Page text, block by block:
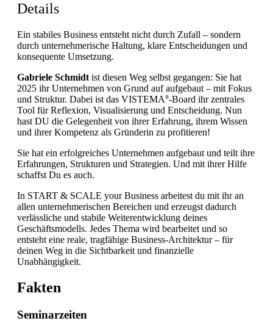
Details
Ein stabiles Business entsteht nicht durch Zufall – sondern
durch unternehmerische Haltung, klare Entscheidungen und
konsequente Umsetzung.
Gabriele Schmidt ist diesen Weg selbst gegangen: Sie hat
2025 ihr Unternehmen von Grund auf aufgebaut – mit Fokus
und Struktur. Dabei ist das VISTEMA ®-Board ihr zentrales
Tool für Reflexion, Visualisierung und Entscheidung. Nun
hast DU die Gelegenheit von ihrer Erfahrung, ihrem Wissen
und ihrer Kompetenz als Gründerin zu profitieren!
Sie hat ein erfolgreiches Unternehmen aufgebaut und teilt ihre
Erfahrungen, Strukturen und Strategien. Und mit ihrer Hilfe
schaffst Du es auch.
In START & SCALE your Business arbeitest du mit ihr an
allen unternehmerischen Bereichen und erzeugst dadurch
verlässliche und stabile Weiterentwicklung deines
Geschäftsmodells. Jedes Thema wird bearbeitet und so
entsteht eine reale, tragfähige Business-Architektur – für
deinen Weg in die Sichtbarkeit und finanzielle
Unabhängigkeit.
Fakten
Seminarzeiten